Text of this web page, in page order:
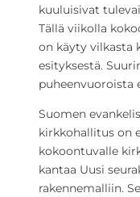
kuuluisivat
Tällä viikolla
on käyty vilkasta
esityksestä.
puheenvuoroista
Suomen
kirkkohallitus on
kokoontuvalle
kantaa Uusi
rakennemalliin.